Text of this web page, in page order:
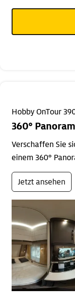
Hobby OnTour
360°
Verschaffen Sie
einem 360°
Jetzt ansehen